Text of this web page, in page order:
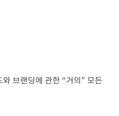
브랜딩에 관한 “거의” 모든